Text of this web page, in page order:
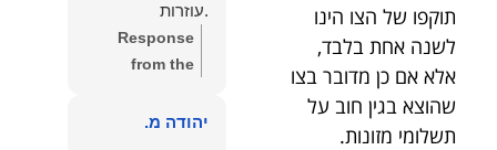
תוקפו של הצו הינו
לשנה אחת בלבד,
אלא אם כן מדובר בצו
שהוצא בגין חוב על
תשלומי מזונות.
.עוזרות
.ומקשיבות .אין לי
מילים להודות
העוצמות
Response
from the
רבה על המילים
יהודה מ.